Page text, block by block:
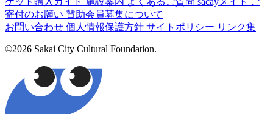
寄付のお願い 賛助会員募集について
お問い合わせ 個人情報保護方針 サイトポリシー リンク集
©2026 Sakai City Cultural Foundation.